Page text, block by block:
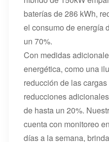
baterías de 286 kWh,
el consumo de energía
un 70%.
Con medidas
energética, como una
reducción de las
reducciones
de hasta un 20%.
cuenta con monitoreo
días a la semana,